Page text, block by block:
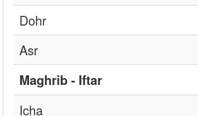
Dohr
Asr
Maghrib - Iftar
Icha